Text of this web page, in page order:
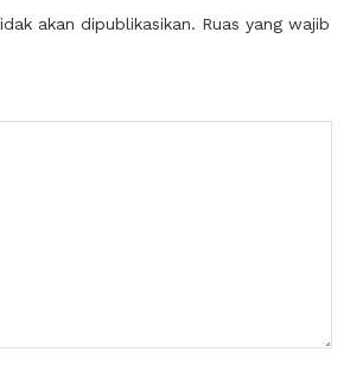
akan dipublikasikan. Ruas yang wajib